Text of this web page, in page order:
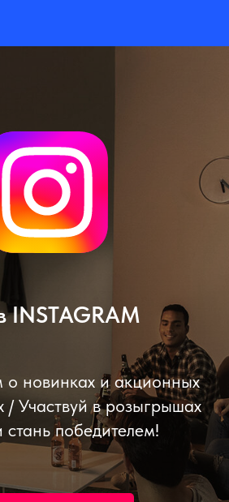
о новинках и акционных
/ Участвуй в розыгрышах
стань победителем!